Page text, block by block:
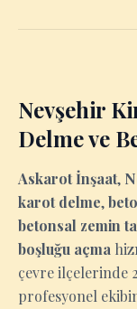
Nevşehir
Delme ve
Askarot İnşaat,
karot delme,
betonsal zemin
boşluğu açma
çevre ilçelerinde
profesyonel